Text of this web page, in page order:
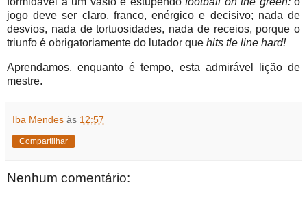
jogo deve ser claro, franco, enérgico e decisivo; nada de
desvios, nada de tortuosidades, nada de receios, porque o
triunfo é obrigatoriamente do lutador que hits tle line hard!
Aprendamos, enquanto é tempo, esta admirável lição de
mestre.
Iba Mendes às 12:57
Compartilhar
Nenhum comentário: